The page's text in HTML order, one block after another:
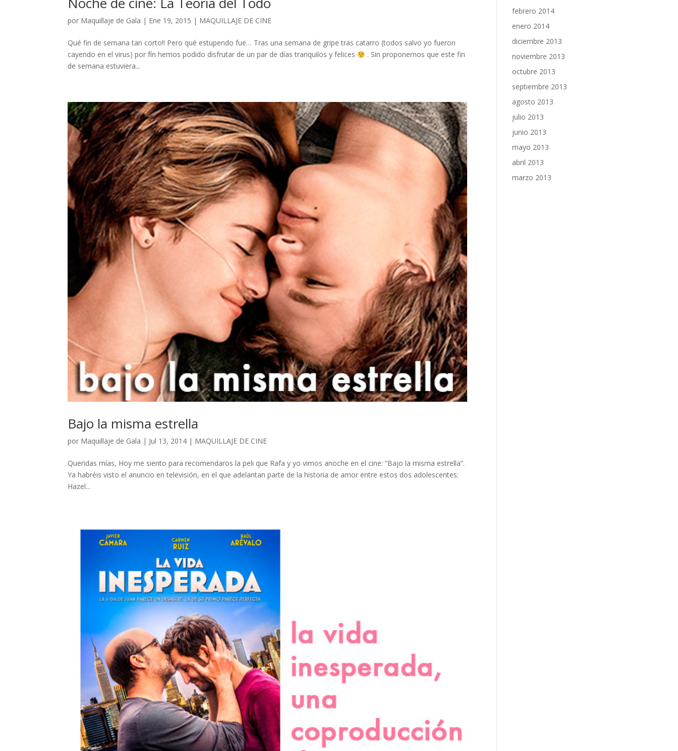
por Maquillaje de Gala | Ene 19, 2015 | MAQUILLAJE DE CINE
Qué fin de semana tan corto!! Pero qué estupendo fue… Tras una semana de gripe tras catarro (todos salvo yo fueron
cayendo en el virus) por fín hemos podido disfrutar de un par de días tranquilos y felices
. Sin proponernos que este fin
de semana estuviera...
Bajo la misma estrella
por Maquillaje de Gala | Jul 13, 2014 | MAQUILLAJE DE CINE
Queridas mías, Hoy me siento para recomendaros la peli que Rafa y yo vimos anoche en el cine: “Bajo la misma estrella”.
Ya habréis visto el anuncio en televisión, en el que adelantan parte de la historia de amor entre estos dos adolescentes:
Hazel...
febrero 2014
enero 2014
diciembre 2013
noviembre 2013
octubre 2013
septiembre 2013
agosto 2013
julio 2013
junio 2013
mayo 2013
abril 2013
marzo 2013